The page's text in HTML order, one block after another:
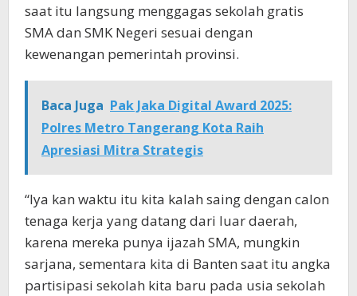
saat itu langsung menggagas sekolah gratis
SMA dan SMK Negeri sesuai dengan
kewenangan pemerintah provinsi.
Baca Juga Pak Jaka Digital Award 2025:
Polres Metro Tangerang Kota Raih
Apresiasi Mitra Strategis
“Iya kan waktu itu kita kalah saing dengan calon
tenaga kerja yang datang dari luar daerah,
karena mereka punya ijazah SMA, mungkin
sarjana, sementara kita di Banten saat itu angka
partisipasi sekolah kita baru pada usia sekolah